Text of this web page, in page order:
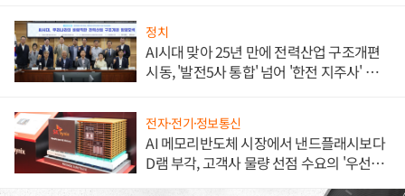
정치
AI시대 맞아 25년 만에 전력산업 구조개편
시동, '발전5사 통합' 넘어 '한전 지주사' 재편
전자·전기·정보통신
AI 메모리반도체 시장에서 낸드플래시보다
D램 부각, 고객사 물량 선점 수요의 '우선순